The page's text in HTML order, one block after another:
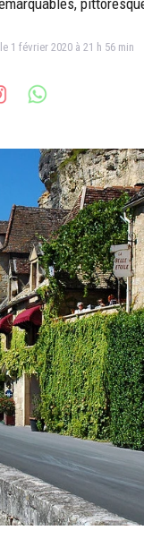
1 février 2020 à 21 h 56 min